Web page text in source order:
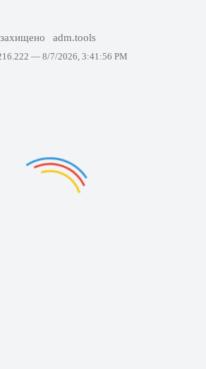
захищено adm.tools
— 8/7/2026, 3:41:56 PM